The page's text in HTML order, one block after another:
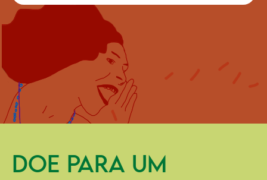
DOE PARA UM